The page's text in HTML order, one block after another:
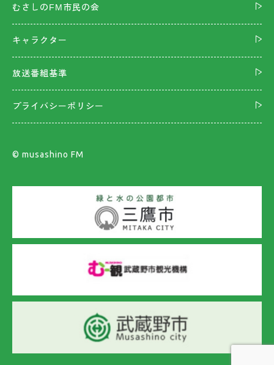
むさしのFM市民の会
キャラクター
放送番組基準
プライバシーポリシー
©︎ musashino FM